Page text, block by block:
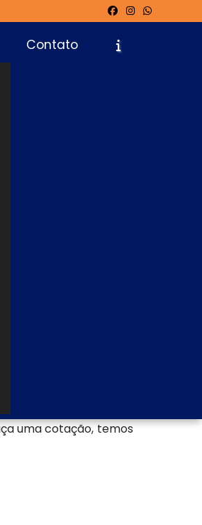
Contato
Fachada em ACM
uma cotação, temos